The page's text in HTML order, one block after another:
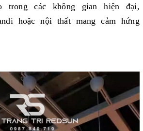
trong các không gian hiện đại,
hoặc nội thất mang cảm hứng